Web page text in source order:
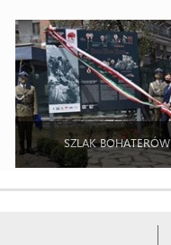
SZLAK BOHATERÓW